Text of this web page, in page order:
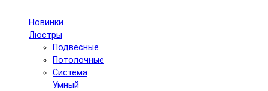
Новинки
Люстры
Подвесные
Потолочные
Система
Умный